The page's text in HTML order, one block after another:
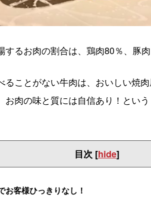
るお肉の割合は、鶏肉80％、豚肉
ることがない牛肉は、おいしい焼
お肉の味と質には自信あり！とい
目次 [hide]
お客様ひっきりなし！